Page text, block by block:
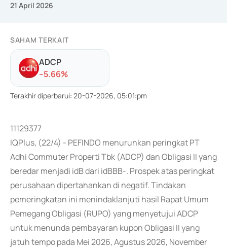
21 April 2026
SAHAM TERKAIT
ADCP
--5.66%
Terakhir diperbarui: 20-07-2026, 05:01:pm
11129377
IQPlus, (22/4) - PEFINDO menurunkan peringkat PT
Adhi Commuter Properti Tbk (ADCP) dan Obligasi II yang
beredar menjadi idB dari idBBB-. Prospek atas peringkat
perusahaan dipertahankan di negatif. Tindakan
pemeringkatan ini menindaklanjuti hasil Rapat Umum
Pemegang Obligasi (RUPO) yang menyetujui ADCP
untuk menunda pembayaran kupon Obligasi II yang
jatuh tempo pada Mei 2026, Agustus 2026, November